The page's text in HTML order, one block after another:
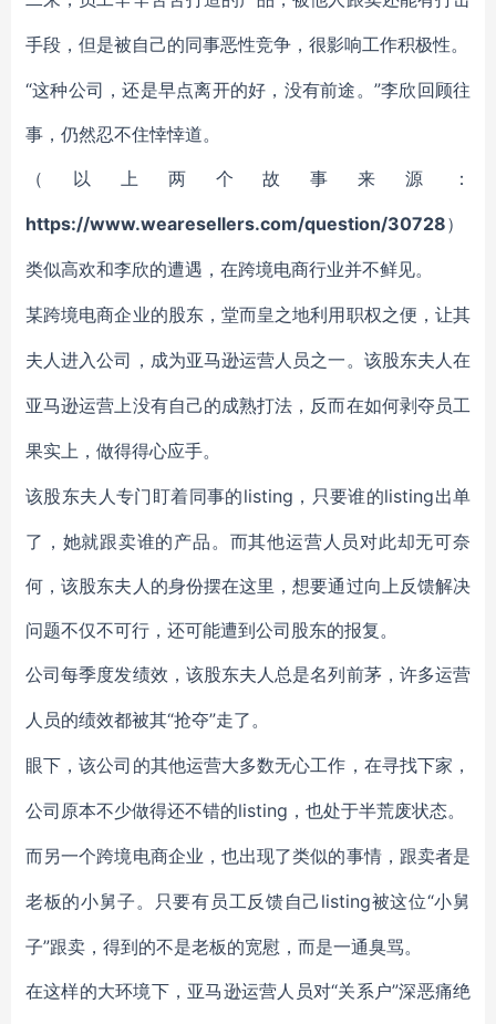
手段，但是被自己的同事恶性竞争，很影响工作积极性。
“这种公司，还是早点离开的好，没有前途。”李欣回顾往
事，仍然忍不住悻悻道。
（以上两个故事来源：
https://www.wearesellers.com/question/30728）
类似高欢和李欣的遭遇，在跨境电商行业并不鲜见。
某跨境电商企业的股东，堂而皇之地利用职权之便，让其
夫人进入公司，成为亚马逊运营人员之一。该股东夫人在
亚马逊运营上没有自己的成熟打法，反而在如何剥夺员工
果实上，做得得心应手。
该股东夫人专门盯着同事的listing，只要谁的listing出单
了，她就跟卖谁的产品。而其他运营人员对此却无可奈
何，该股东夫人的身份摆在这里，想要通过向上反馈解决
问题不仅不可行，还可能遭到公司股东的报复。
公司每季度发绩效，该股东夫人总是名列前茅，许多运营
人员的绩效都被其“抢夺”走了。
眼下，该公司的其他运营大多数无心工作，在寻找下家，
公司原本不少做得还不错的listing，也处于半荒废状态。
而另一个跨境电商企业，也出现了类似的事情，跟卖者是
老板的小舅子。只要有员工反馈自己 listing被这位“小舅
子”跟卖，得到的不是老板的宽慰，而是一通臭骂。
在这样的大环境下，亚马逊运营人员对“关系户”深恶痛绝